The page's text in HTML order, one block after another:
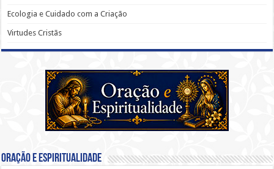
Ecologia e Cuidado com a Criação
Virtudes Cristãs
Oração e Espiritualidade